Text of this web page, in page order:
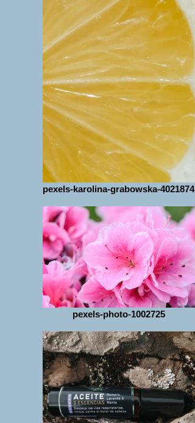
pexels-karolina-grabowska-4021874
pexels-photo-1002725